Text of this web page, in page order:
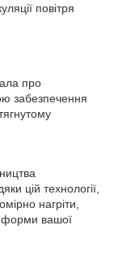
повітря
про
забезпечення
цій технології,
нагріти,
форми вашої